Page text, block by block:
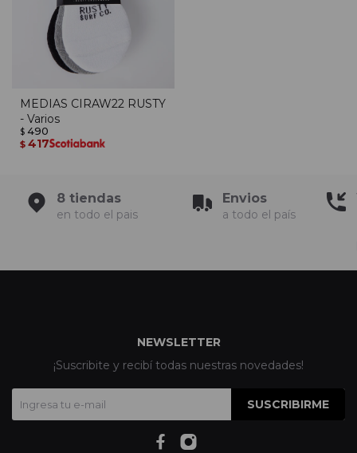
MEDIAS CIRAW22 RUSTY
- Varios
$ 490
$ 417
8 tiendas
en todo el pais
Envios
a todo el país
NEWSLETTER
¡Suscribite y recibí todas nuestras novedades!
SUSCRIBIRME